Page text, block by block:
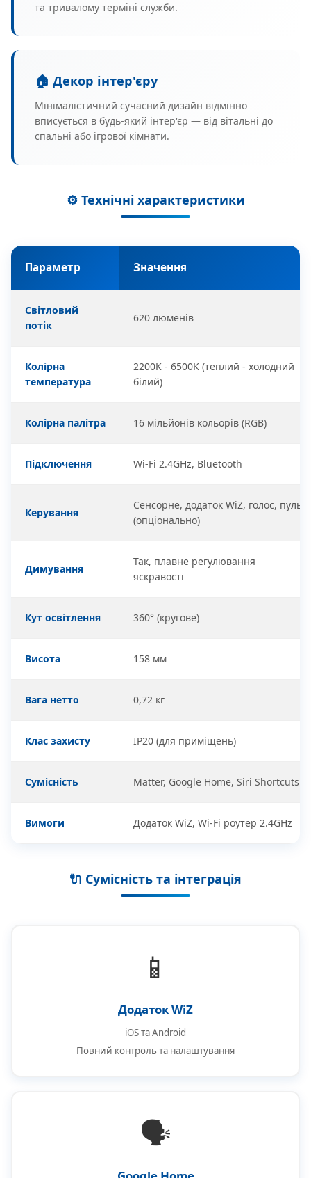
та тривалому терміні служби.
🏠 Декор інтер'єру
Мінімалістичний сучасний дизайн відмінно
вписується в будь-який інтер'єр — від вітальні до
спальні або ігрової кімнати.
⚙️ Технічні характеристики
Параметр Значення
Світловий
потік
620 люменів
Колірна
температура
2200K - 6500K (теплий - холодний
білий)
Колірна палітра 16 мільйонів кольорів (RGB)
Підключення Wi-Fi 2.4GHz, Bluetooth
Керування
Сенсорне, додаток WiZ, голос, пульт
(опціонально)
Димування
Так, плавне регулювання
яскравості
Кут освітлення 360° (кругове)
Висота 158 мм
Вага нетто 0,72 кг
Клас захисту IP20 (для приміщень)
Сумісність Matter, Google Home, Siri Shortcuts
Вимоги Додаток WiZ, Wi-Fi роутер 2.4GHz
🔌 Сумісність та інтеграція
📱
Додаток WiZ
iOS та Android
Повний контроль та налаштування
🗣️